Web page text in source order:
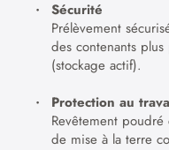
Sécurité
Prélèvement
des contenants
(stockage actif).
Protection au
Revêtement
de mise à la terre